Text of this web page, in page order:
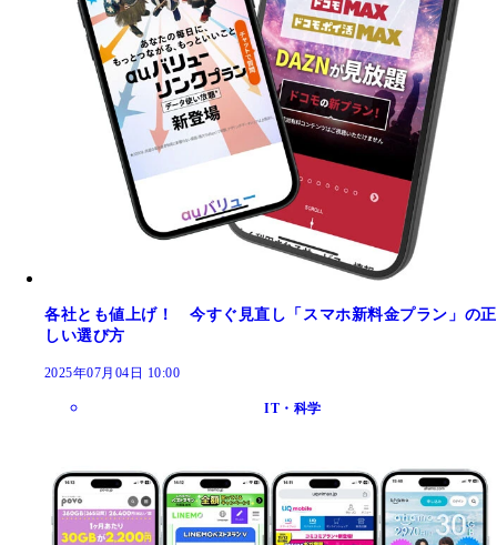
各社とも値上げ！ 今すぐ見直し「スマホ新料金プラン」の正
しい選び方
2025年07月04日 10:00
IT・科学